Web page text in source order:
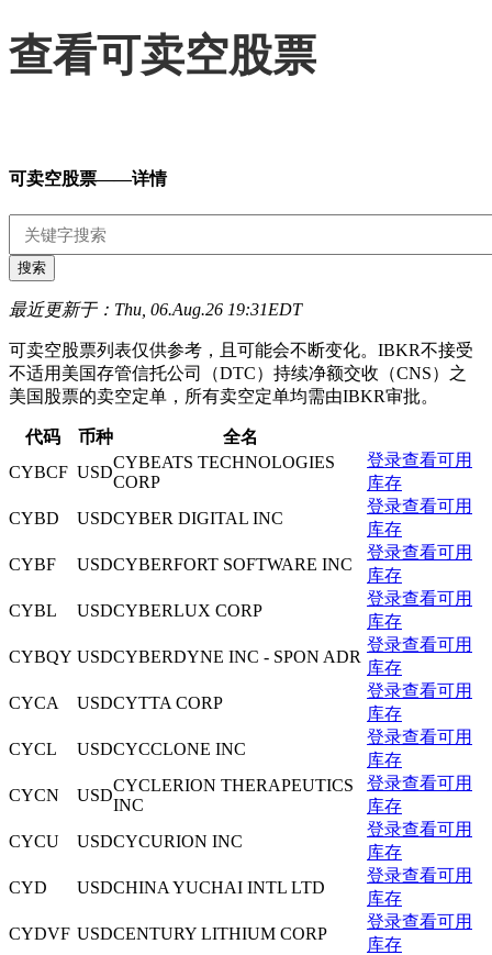
查看可卖空股票
可卖空股票——详情
最近更新于：Thu, 06.Aug.26 19:31EDT
可卖空股票列表仅供参考，且可能会不断变化。IBKR不接受
不适用美国存管信托公司（DTC）持续净额交收（CNS）之
美国股票的卖空定单，所有卖空定单均需由IBKR审批。
代码 币种
全名
CYBCF USD
CYBEATS TECHNOLOGIES
CORP
登录查看可用
库存
CYBD
USDCYBER DIGITAL INC
登录查看可用
库存
CYBF
USDCYBERFORT SOFTWARE INC
登录查看可用
库存
CYBL
USDCYBERLUX CORP
登录查看可用
库存
CYBQY USDCYBERDYNE INC - SPON ADR
登录查看可用
库存
CYCA
USDCYTTA CORP
登录查看可用
库存
CYCL
USDCYCCLONE INC
登录查看可用
库存
CYCN
USD
CYCLERION THERAPEUTICS
INC
登录查看可用
库存
CYCU
USDCYCURION INC
登录查看可用
库存
CYD
USDCHINA YUCHAI INTL LTD
登录查看可用
库存
CYDVF USDCENTURY LITHIUM CORP
登录查看可用
库存